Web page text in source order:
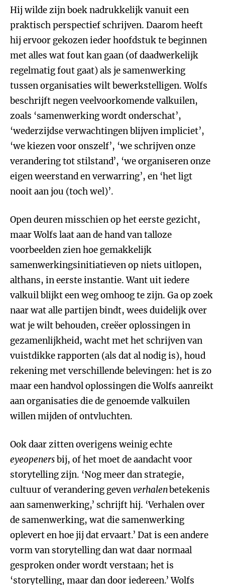
Hij wilde zijn boek nadrukkelijk vanuit een
praktisch perspectief schrijven. Daarom heeft
hij ervoor gekozen ieder hoofdstuk te beginnen
met alles wat fout kan gaan (of daadwerkelijk
regelmatig fout gaat) als je samenwerking
tussen organisaties wilt bewerkstelligen. Wolfs
beschrijft negen veelvoorkomende valkuilen,
zoals ‘samenwerking wordt onderschat’,
‘wederzijdse verwachtingen blijven impliciet’,
‘we kiezen voor onszelf’, ‘we schrijven onze
verandering tot stilstand’, ‘we organiseren onze
eigen weerstand en verwarring’, en ‘het ligt
nooit aan jou (toch wel)’.
Open deuren misschien op het eerste gezicht,
maar Wolfs laat aan de hand van talloze
voorbeelden zien hoe gemakkelijk
samenwerkingsinitiatieven op niets uitlopen,
althans, in eerste instantie. Want uit iedere
valkuil blijkt een weg omhoog te zijn. Ga op zoek
naar wat alle partijen bindt, wees duidelijk over
wat je wilt behouden, creëer oplossingen in
gezamenlijkheid, wacht met het schrijven van
vuistdikke rapporten (als dat al nodig is), houd
rekening met verschillende belevingen: het is zo
maar een handvol oplossingen die Wolfs aanreikt
aan organisaties die de genoemde valkuilen
willen mijden of ontvluchten.
Ook daar zitten overigens weinig echte
eyeopenersbij, of het moet de aandacht voor
storytelling zijn. ‘Nog meer dan strategie,
cultuur of verandering gevenverhalenbetekenis
aan samenwerking,’ schrijft hij. ‘Verhalen over
de samenwerking, wat die samenwerking
oplevert en hoe jij dat ervaart.’ Dat is een andere
vorm van storytelling dan wat daar normaal
gesproken onder wordt verstaan; het is
‘storytelling, maar dan door iedereen.’ Wolfs